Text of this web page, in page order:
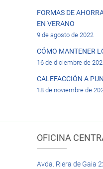
FORMAS DE
EN VERANO
9 de agosto de 2022
CÓMO MANTENER
16 de diciembre de
CALEFACCIÓN A
18 de noviembre de
OFICINA
Avda. Riera de Gaia